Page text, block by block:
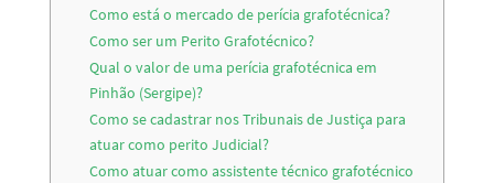
Como está o mercado de perícia grafotécnica?
Como ser um Perito Grafotécnico?
Qual o valor de uma perícia grafotécnica em
Pinhão (Sergipe)?
Como se cadastrar nos Tribunais de Justiça para
atuar como perito Judicial?
Como atuar como assistente técnico grafotécnico